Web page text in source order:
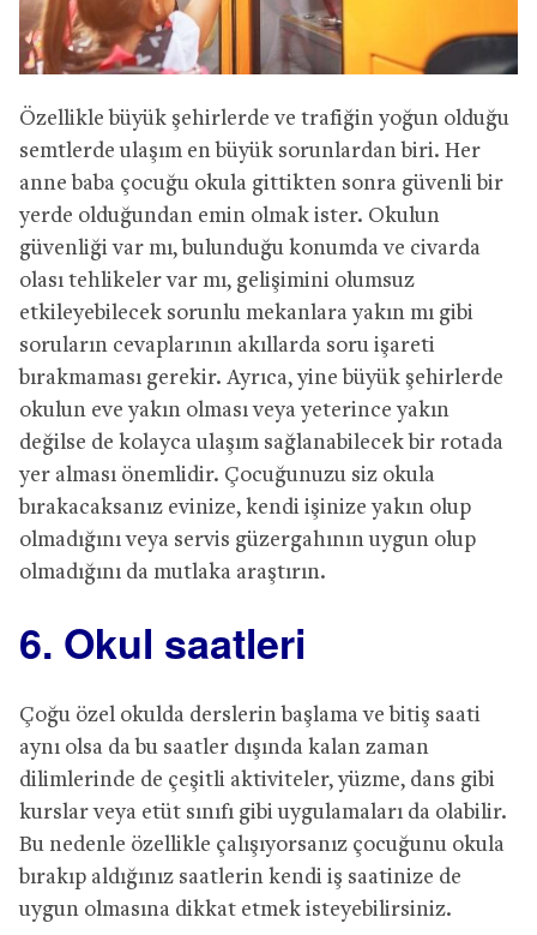
Özellikle büyük şehirlerde ve trafiğin yoğun olduğu
semtlerde ulaşım en büyük sorunlardan biri. Her
anne baba çocuğu okula gittikten sonra güvenli bir
yerde olduğundan emin olmak ister. Okulun
güvenliği var mı, bulunduğu konumda ve civarda
olası tehlikeler var mı, gelişimini olumsuz
etkileyebilecek sorunlu mekanlara yakın mı gibi
soruların cevaplarının akıllarda soru işareti
bırakmaması gerekir. Ayrıca, yine büyük şehirlerde
okulun eve yakın olması veya yeterince yakın
değilse de kolayca ulaşım sağlanabilecek bir rotada
yer alması önemlidir. Çocuğunuzu siz okula
bırakacaksanız evinize, kendi işinize yakın olup
olmadığını veya servis güzergahının uygun olup
olmadığını da mutlaka araştırın.
6. Okul saatleri
Çoğu özel okulda derslerin başlama ve bitiş saati
aynı olsa da bu saatler dışında kalan zaman
dilimlerinde de çeşitli aktiviteler, yüzme, dans gibi
kurslar veya etüt sınıfı gibi uygulamaları da olabilir.
Bu nedenle özellikle çalışıyorsanız çocuğunu okula
bırakıp aldığınız saatlerin kendi iş saatinize de
uygun olmasına dikkat etmek isteyebilirsiniz.